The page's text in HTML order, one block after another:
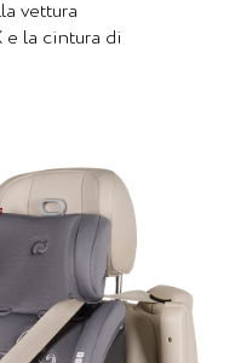
vettura
e la cintura di